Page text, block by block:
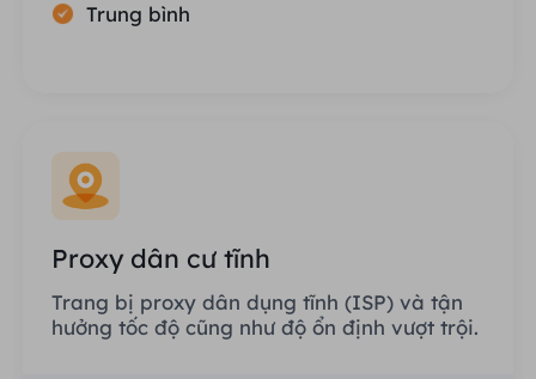
Trung bình
Proxy dân cư tĩnh
Trang bị proxy dân dụng tĩnh (ISP) và tận
hưởng tốc độ cũng như độ ổn định vượt trội.